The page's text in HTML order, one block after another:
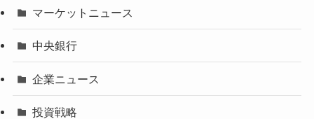
マーケットニュース
中央銀行
企業ニュース
投資戦略